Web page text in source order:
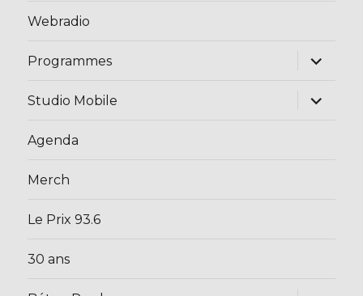
Webradio
Programmes
ouvrir
menu
Studio Mobile
ouvrir
Agenda
Merch
Le Prix 93.6
30 ans